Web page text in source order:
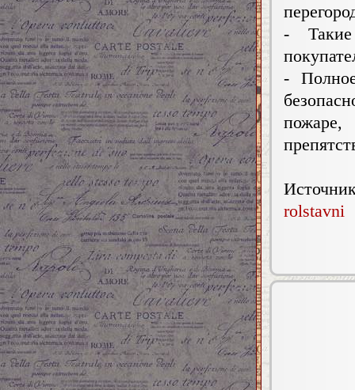
- Такие
-
rolstavni